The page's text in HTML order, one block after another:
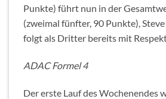
Punkte) führt nun in der
(zweimal fünfter, 90 Punkte),
folgt als Dritter bereits mit
ADAC Formel 4
Der erste Lauf des Wochenendes